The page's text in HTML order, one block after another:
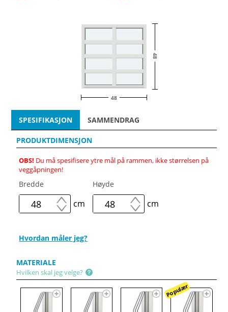
48
48
SPESIFIKASJON SAMMENDRAG
PRODUKTDIMENSJON
OBS! Du må spesifisere ytre mål på rammen, ikke størrelsen på
veggåpningen!
Bredde
cm
Høyde
cm
Hvordan måler jeg?
MATERIALE
Hvilken skal jeg velge?
Populær